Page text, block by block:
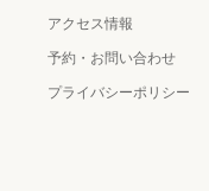
アクセス情報
予約・お問い合わせ
プライバシーポリシー